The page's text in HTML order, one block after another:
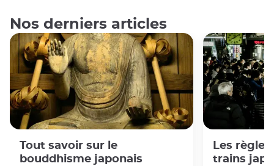
Nos derniers articles
Tout savoir sur le
bouddhisme japonais
Les
trains